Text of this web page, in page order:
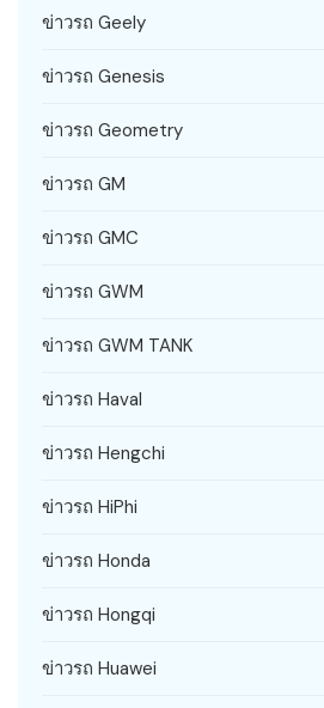
ข่าวรถ Geely
ข่าวรถ Genesis
ข่าวรถ Geometry
ข่าวรถ GM
ข่าวรถ GMC
ข่าวรถ GWM
ข่าวรถ GWM TANK
ข่าวรถ Haval
ข่าวรถ Hengchi
ข่าวรถ HiPhi
ข่าวรถ Honda
ข่าวรถ Hongqi
ข่าวรถ Huawei